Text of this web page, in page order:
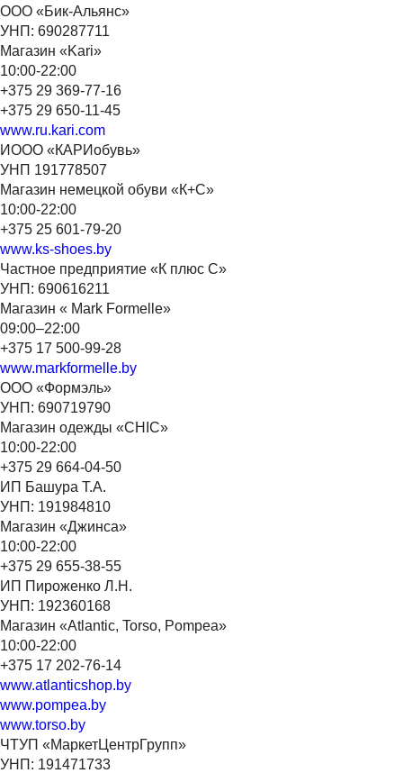
ООО «Бик-Альянс»
УНП: 690287711
Магазин «Kari»
10:00-22:00
+375 29 369-77-16
+375 29 650-11-45
www.ru.kari.com
ИООО «КАРИобувь»
УНП 191778507
Магазин немецкой обуви «К+С»
10:00-22:00
+375 25 601-79-20
www.ks-shoes.by
Частное предприятие «К плюс С»
УНП: 690616211
Магазин « Mark Formelle»
09:00–22:00
+375 17 500-99-28
www.markformelle.by
ООО «Формэль»
УНП: 690719790
Магазин одежды «CHIC»
10:00-22:00
+375 29 664-04-50
ИП Башура Т.А.
УНП: 191984810
Магазин «Джинса»
10:00-22:00
+375 29 655-38-55
ИП Пироженко Л.Н.
УНП: 192360168
Магазин «Atlantic, Torso, Pompea»
10:00-22:00
+375 17 202-76-14
www.atlanticshop.by
www.pompea.by
www.torso.by
ЧТУП «МаркетЦентрГрупп»
УНП: 191471733